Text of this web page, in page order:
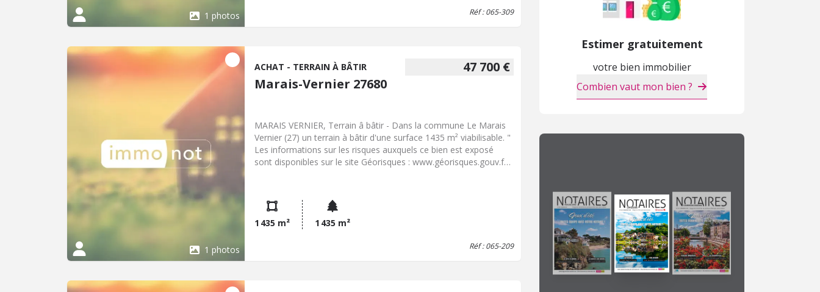
1 photos Réf : 065-309
1 photos
47 700 €
ACHAT - TERRAIN À BÂTIR
Marais-Vernier 27680
MARAIS VERNIER, Terrain â bâtir - Dans la commune Le Marais
Vernier (27) un terrain à bâtir d'une surface 1435 m² viabilisable. "
Les informations sur les risques auxquels ce bien est exposé
sont disponibles sur le site Géorisques : www.géorisques.gouv.fr "
1 435 m² 1 435 m²
Réf : 065-209
Estimer gratuitement
votre bien immobilier
Combien vaut mon bien ?